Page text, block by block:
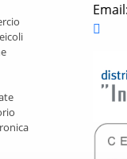
Email: